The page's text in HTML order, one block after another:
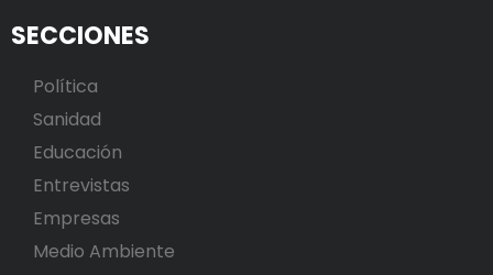
SECCIONES
Política
Sanidad
Educación
Entrevistas
Empresas
Medio Ambiente